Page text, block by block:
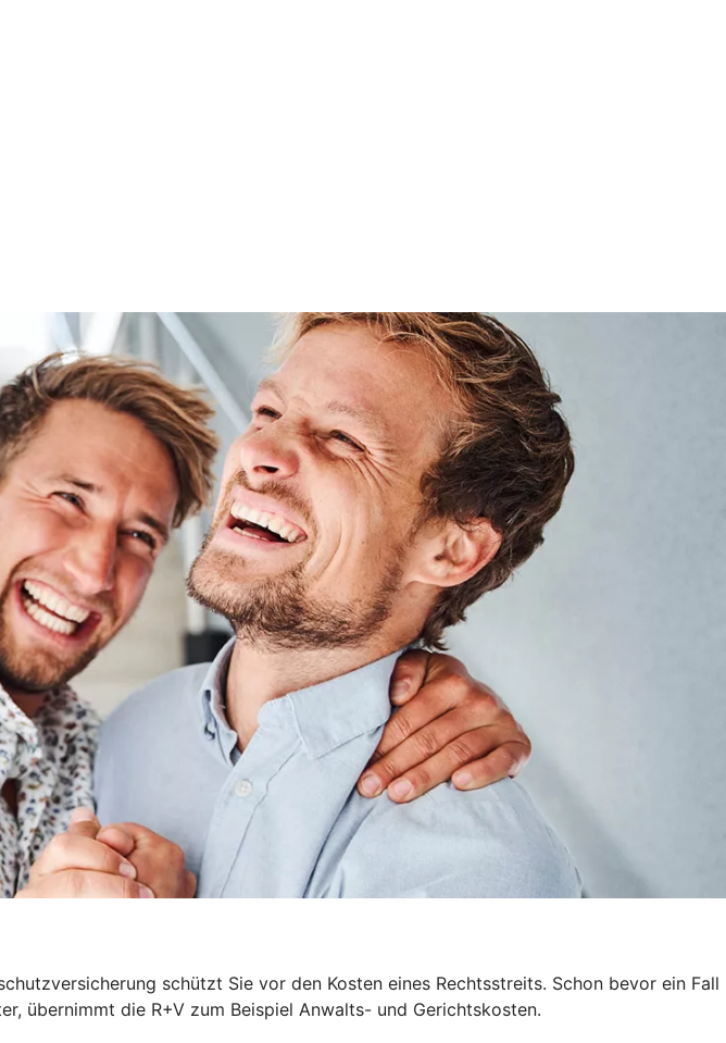
schützt Sie vor den Kosten eines Rechtsstreits. Schon bevor ein Fall
übernimmt die R+V zum Beispiel Anwalts- und Gerichtskosten.